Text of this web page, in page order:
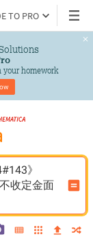
TO PRO
your homework
》
收定金面